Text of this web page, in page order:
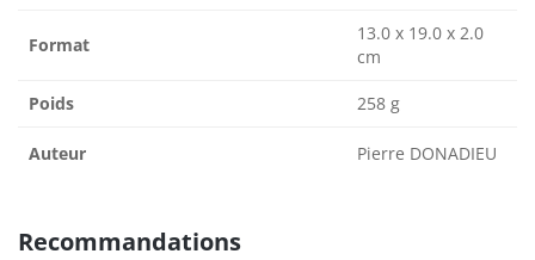
Format
13.0 x 19.0 x 2.0
cm
Poids 258 g
Auteur Pierre DONADIEU
Recommandations